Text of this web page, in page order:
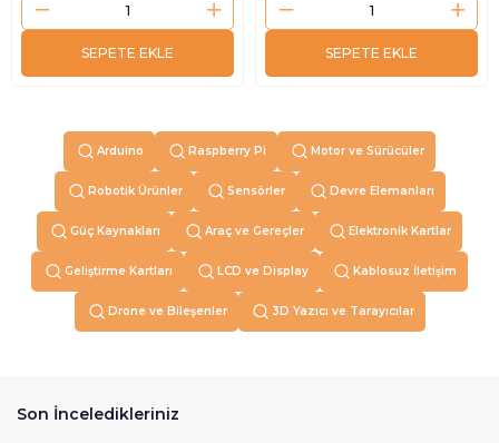
SEPETE EKLE SEPETE EKLE
Arduino Raspberry Pi Motor ve Sürücüler
Robotik Ürünler Sensörler Devre Elemanları
Güç Kaynakları Araç ve Gereçler Elektronik Kartlar
Geliştirme Kartları LCD ve Display Kablosuz İletişim
Drone ve Bileşenler 3D Yazıcı ve Tarayıcılar
Son İnceledikleriniz